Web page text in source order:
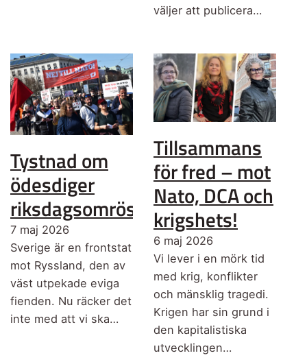
väljer att publicera…
Tystnad om
ödesdiger
riksdagsomröstning
7 maj 2026
Sverige är en frontstat
mot Ryssland, den av
väst utpekade eviga
fienden. Nu räcker det
inte med att vi ska…
Tillsammans
för fred – mot
Nato, DCA och
krigshets!
6 maj 2026
Vi lever i en mörk tid
med krig, konflikter
och mänsklig tragedi.
Krigen har sin grund i
den kapitalistiska
utvecklingen…